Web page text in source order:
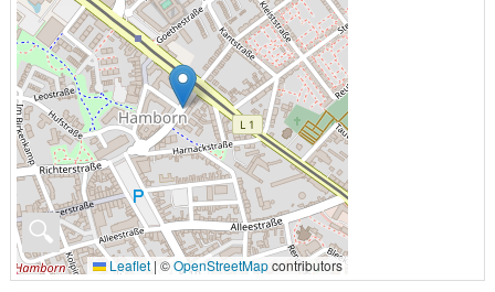
🔍
Leaflet | ©OpenStreetMapcontributors